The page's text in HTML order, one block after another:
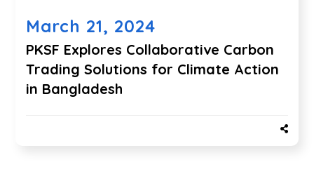
March 21, 2024
PKSF Explores Collaborative Carbon
Trading Solutions for Climate Action
in Bangladesh